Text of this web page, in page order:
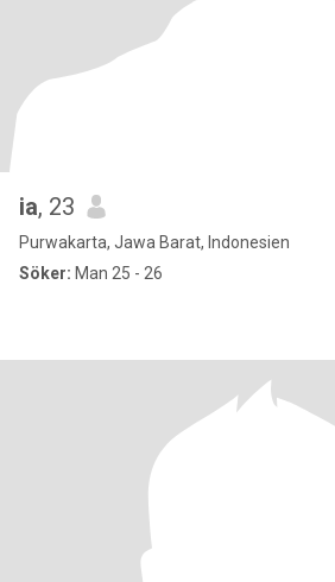
ia, 23
Purwakarta, Jawa Barat, Indonesien
Söker: Man 25 - 26